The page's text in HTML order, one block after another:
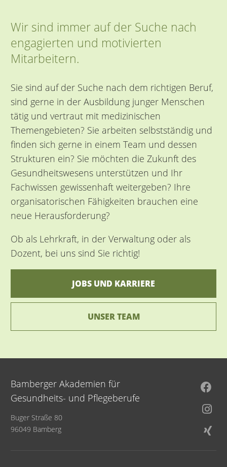
Wir sind immer auf der Suche nach
engagierten und motivierten
Mitarbeitern.
Sie sind auf der Suche nach dem richtigen Beruf,
sind gerne in der Ausbildung junger Menschen
tätig und vertraut mit medizinischen
Themengebieten? Sie arbeiten selbstständig und
finden sich gerne in einem Team und dessen
Strukturen ein? Sie möchten die Zukunft des
Gesundheitswesens unterstützen und Ihr
Fachwissen gewissenhaft weitergeben? Ihre
organisatorischen Fähigkeiten brauchen eine
neue Herausforderung?
Ob als Lehrkraft, in der Verwaltung oder als
Dozent, bei uns sind Sie richtig!
JOBS UND KARRIERE
UNSER TEAM
Bamberger Akademien für
Gesundheits- und Pflegeberufe
Buger Straße 80
96049 Bamberg